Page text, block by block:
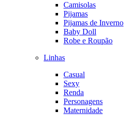
Camisolas
Pijamas
Pijamas de Inverno
Baby Doll
Robe e Roupão
Linhas
Casual
Sexy
Renda
Personagens
Maternidade